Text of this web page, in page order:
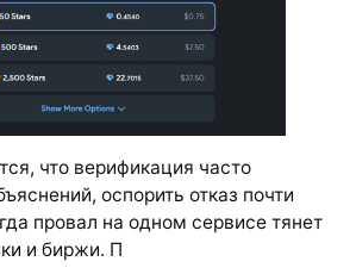
что верификация часто
оспорить отказ почти
провал на одном сервисе тянет
и биржи. П